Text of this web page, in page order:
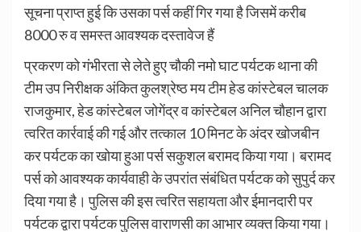
सूचना प्राप्त हुई कि उसका पर्स कहीं गिर गया है जिसमें करीब
8000 रु व समस्त आवश्यक दस्तावेज हैं
प्रकरण को गंभीरता से लेते हुए चौकी नमो घाट पर्यटक थाना की
टीम उप निरीक्षक अंकित कुलश्रेष्ठ मय टीम हेड कांस्टेबल चालक
राजकुमार, हेड कांस्टेबल जोगेंद्र व कांस्टेबल अनिल चौहान द्वारा
त्वरित कार्रवाई की गई और तत्काल 10 मिनट के अंदर खोजबीन
कर पर्यटक का खोया हुआ पर्स सकुशल बरामद किया गया। बरामद
पर्स को आवश्यक कार्यवाही के उपरांत संबंधित पर्यटक को सुपुर्द कर
दिया गया है। पुलिस की इस त्वरित सहायता और ईमानदारी पर
पर्यटक द्वारा पर्यटक पुलिस वाराणसी का आभार व्यक्त किया गया।